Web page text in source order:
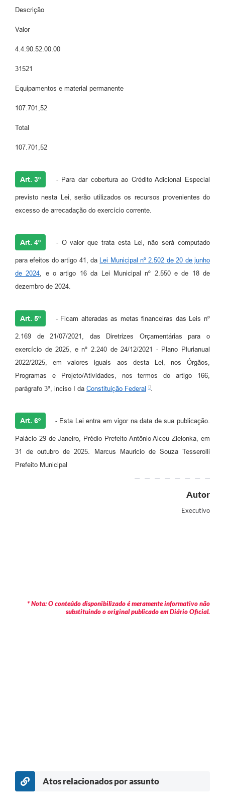
Descrição
Valor
4.4.90.52.00.00
31521
Equipamentos e material permanente
107.701,52
Total
107.701,52
Art. 3º - Para dar cobertura ao Crédito Adicional Especial
previsto nesta Lei, serão utilizados os recursos provenientes do
excesso de arrecadação do exercício corrente.
Art. 4º - O valor que trata esta Lei, não será computado
para efeitos do artigo 41, da Lei Municipal nº 2.502 de 20 de junho
de 2024, e o artigo 16 da Lei Municipal nº 2.550 e de 18 de
dezembro de 2024.
Art. 5º - Ficam alteradas as metas financeiras das Leis nº
2.169 de 21/07/2021, das Diretrizes Orçamentárias para o
exercício de 2025, e nº 2.240 de 24/12/2021 - Plano Plurianual
2022/2025, em valores iguais aos desta Lei, nos Órgãos,
Programas e Projeto/Atividades, nos termos do artigo 166,
parágrafo 3º, inciso I da Constituição Federal .
Art. 6º - Esta Lei entra em vigor na data de sua publicação.
Palácio 29 de Janeiro, Prédio Prefeito Antônio Alceu Zielonka, em
31 de outubro de 2025. Marcus Mauricio de Souza Tesserolli
Prefeito Municipal
Autor
Executivo
* Nota: O conteúdo disponibilizado é meramente informativo não
substituindo o original publicado em Diário Oficial.
Atos relacionados por assunto